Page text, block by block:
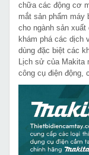
chữa các động cơ
mắt sản phẩm máy
cho ngành sản
khám phá các dịch
dùng đặc biệt các
Lịch sử của Makita
công cụ điện động,